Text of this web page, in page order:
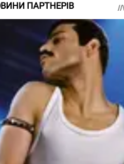
ПАРТНЕРІВ